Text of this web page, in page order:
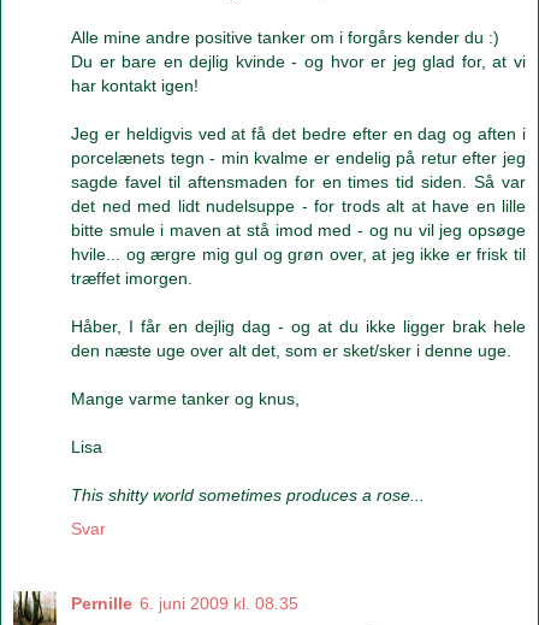
Alle mine andre positive tanker om i forgårs kender du :)
Du er bare en dejlig kvinde - og hvor er jeg glad for, at vi
har kontakt igen!
Jeg er heldigvis ved at få det bedre efter en dag og aften i
porcelænets tegn - min kvalme er endelig på retur efter jeg
sagde favel til aftensmaden for en times tid siden. Så var
det ned med lidt nudelsuppe - for trods alt at have en lille
bitte smule i maven at stå imod med - og nu vil jeg opsøge
hvile... og ærgre mig gul og grøn over, at jeg ikke er frisk til
træffet imorgen.
Håber, I får en dejlig dag - og at du ikke ligger brak hele
den næste uge over alt det, som er sket/sker i denne uge.
Mange varme tanker og knus,
Lisa
This shitty world sometimes produces a rose...
Svar
Pernille 6. juni 2009 kl. 08.35